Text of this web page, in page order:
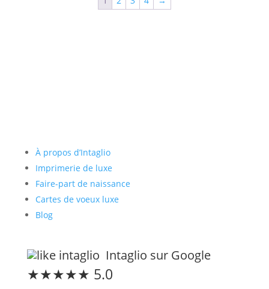
à
À propos d’Intaglio
Imprimerie de luxe
Faire-part de naissance
Cartes de voeux luxe
Blog
Intaglio sur Google
★★★★★ 5.0